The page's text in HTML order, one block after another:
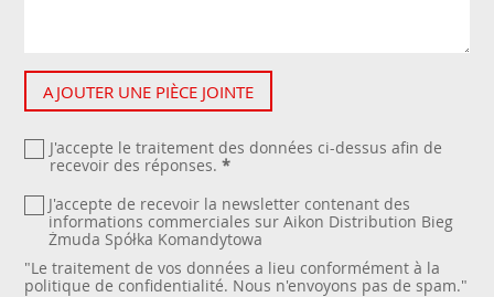
AJOUTER UNE PIÈCE JOINTE
J'accepte le traitement des données ci-dessus afin de
recevoir des réponses. *
J'accepte de recevoir la newsletter contenant des
informations commerciales sur Aikon Distribution Bieg
Żmuda Spółka Komandytowa
"Le traitement de vos données a lieu conformément à la
politique de confidentialité. Nous n'envoyons pas de spam."